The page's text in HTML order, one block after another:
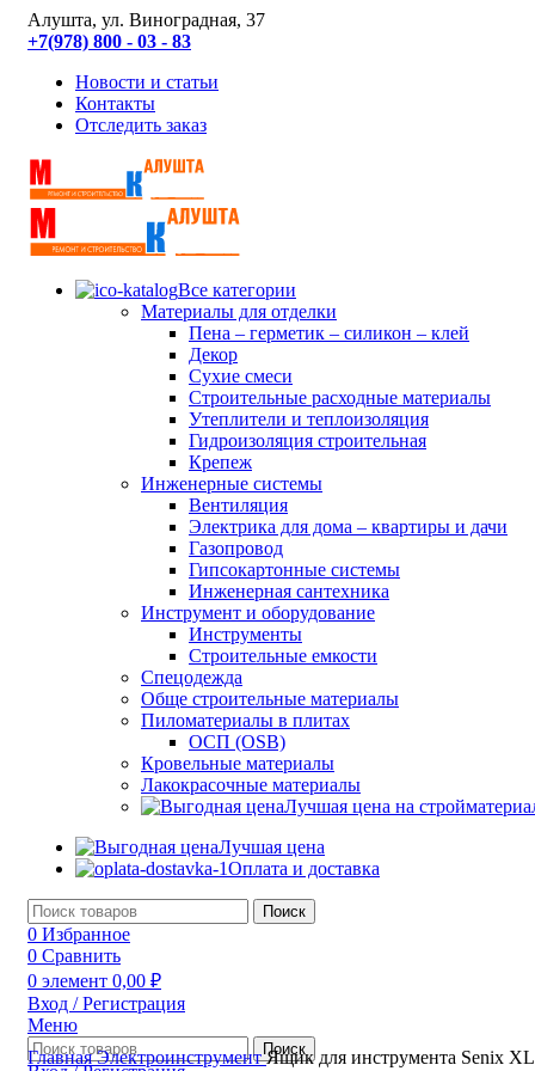
Алушта, ул. Виноградная, 37
+7(978) 800 - 03 - 83
Новости и статьи
Контакты
Отследить заказ
Все категории
Материалы для отделки
Пена – герметик – силикон – клей
Декор
Сухие смеси
Строительные расходные материалы
Утеплители и теплоизоляция
Гидроизоляция строительная
Крепеж
Инженерные системы
Вентиляция
Электрика для дома – квартиры и дачи
Газопровод
Гипсокартонные системы
Инженерная сантехника
Инструмент и оборудование
Инструменты
Строительные емкости
Спецодежда
Обще строительные материалы
Пиломатериалы в плитах
ОСП (OSB)
Кровельные материалы
Лакокрасочные материалы
Лучшая цена на
Лучшая цена
Оплата и доставка
Поиск
0 Избранное
0 Сравнить
0 элемент 0,00 ₽
Вход / Регистрация
Меню
Поиск
ГлавнаяЭлектроинструментЯщик для инструмента Senix ХL